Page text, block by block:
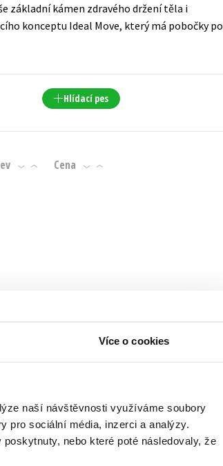
Více o cookies
naší návštěvnosti využíváme soubory
pro sociální média, inzerci a analýzy.
nebo které poté následovaly, že
literatura
životní styl
základní kámen zdravého držení těla i
konceptu Ideal Move, který má pobočky po
Hlídací pes
Cena